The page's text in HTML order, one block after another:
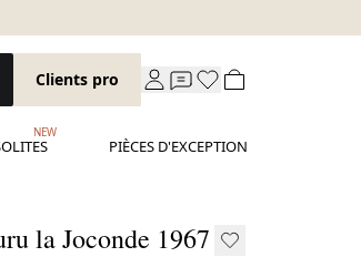
Clients pro
NEW
PIÈCES D'EXCEPTION
la Joconde 1967